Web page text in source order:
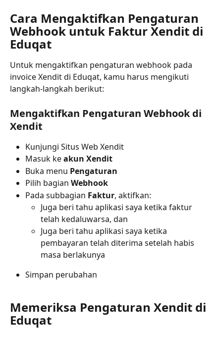
Cara Mengaktifkan Pengaturan
Webhook untuk Faktur Xendit di
Eduqat
Untuk mengaktifkan pengaturan webhook pada
invoice Xendit di Eduqat, kamu harus mengikuti
langkah-langkah berikut:
Mengaktifkan Pengaturan Webhook di
Xendit
Kunjungi Situs Web Xendit
Masuk ke akun Xendit
Buka menu Pengaturan
Pilih bagian Webhook
Pada subbagian Faktur, aktifkan:
Juga beri tahu aplikasi saya ketika faktur
telah kedaluwarsa, dan
Juga beri tahu aplikasi saya ketika
pembayaran telah diterima setelah habis
masa berlakunya
Simpan perubahan
Memeriksa Pengaturan Xendit di
Eduqat